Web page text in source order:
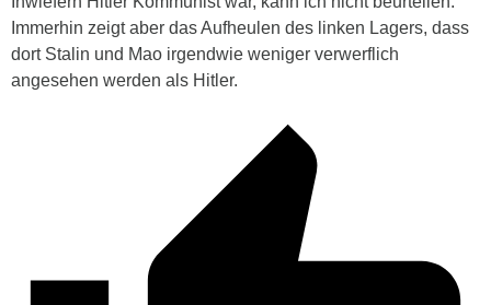
Immerhin zeigt aber das Aufheulen des linken Lagers, dass
dort Stalin und Mao irgendwie weniger verwerflich
angesehen werden als Hitler.